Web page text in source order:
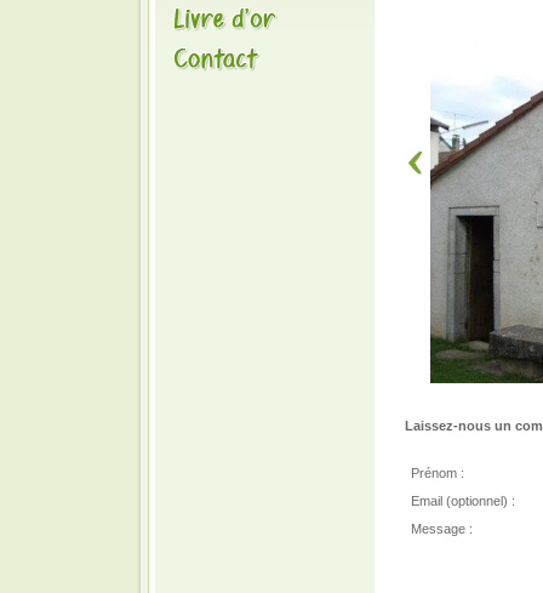
Laissez-nous un
Prénom :
Email (optionnel) :
Message :